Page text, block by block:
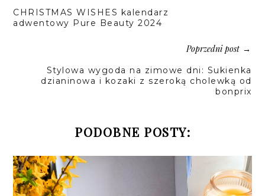
CHRISTMAS WISHES kalendarz
adwentowy Pure Beauty 2024
Poprzedni post→
Stylowa wygoda na zimowe dni: Sukienka
dzianinowa i kozaki z szeroką cholewką od
bonprix
PODOBNE POSTY: